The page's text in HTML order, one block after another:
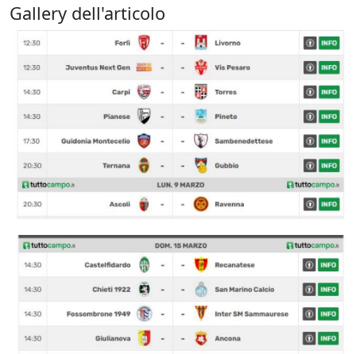
Gallery dell'articolo